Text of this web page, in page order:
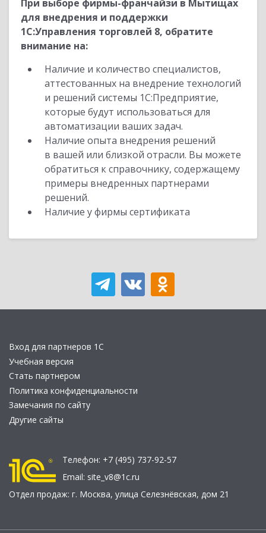
При выборе фирмы-франчайзи в Мытищах
для внедрения и поддержки
1С:Управления торговлей 8, обратите
внимание на:
Наличие и количество специалистов,
аттестованных на внедрение технологий
и решений системы 1С:Предприятие,
которые будут использоваться для
автоматизации ваших задач.
Наличие опыта внедрения решений
в вашей или близкой отрасли. Вы можете
обратиться к справочнику, содержащему
примеры внедренных партнерами
решений.
Наличие у фирмы сертификата
Вход для партнеров 1С
Учебная версия
Стать партнером
Политика конфиденциальности
Замечания по сайту
Другие сайты
Телефон: +7 (495) 737-92-57
Email: site_v8@1c.ru
Отдел продаж: г. Москва, улица Селезнёвская, дом 21